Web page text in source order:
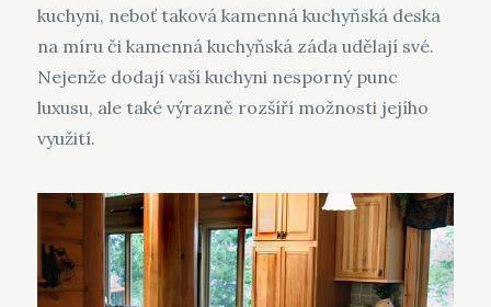
kuchyni, neboť taková kamenná kuchyňská deska
na míru či kamenná kuchyňská záda udělají své.
Nejenže dodají vaší kuchyni nesporný punc
luxusu, ale také výrazně rozšíří možnosti jejího
využití.